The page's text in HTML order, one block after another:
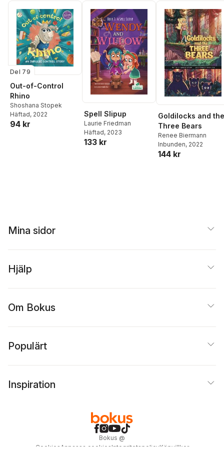
Del 79
Out-of-Control
Rhino
Shoshana Stopek
Häftad, 2022
94 kr
Spell Slipup
Laurie Friedman
Häftad, 2023
133 kr
Goldilocks and the
Three Bears
Renee Biermann
Inbunden, 2022
144 kr
Mina sidor
Hjälp
Om Bokus
Populärt
Inspiration
Bokus @
Cookies Anpassa cookies IntegritetspolicyKöpvillkor